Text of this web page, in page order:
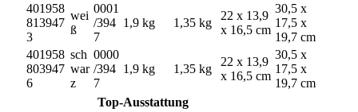
401958
813947
3
wei
ß
0001
/394
7
1,9 kg 1,35 kg
22 x 13,9
x 16,5 cm
30,5 x
17,5 x
19,7 cm
401958
803947
6
sch
war
z
0000
/394
7
1,9 kg 1,35 kg
22 x 13,9
x 16,5 cm
30,5 x
17,5 x
19,7 cm
Top-Ausstattung